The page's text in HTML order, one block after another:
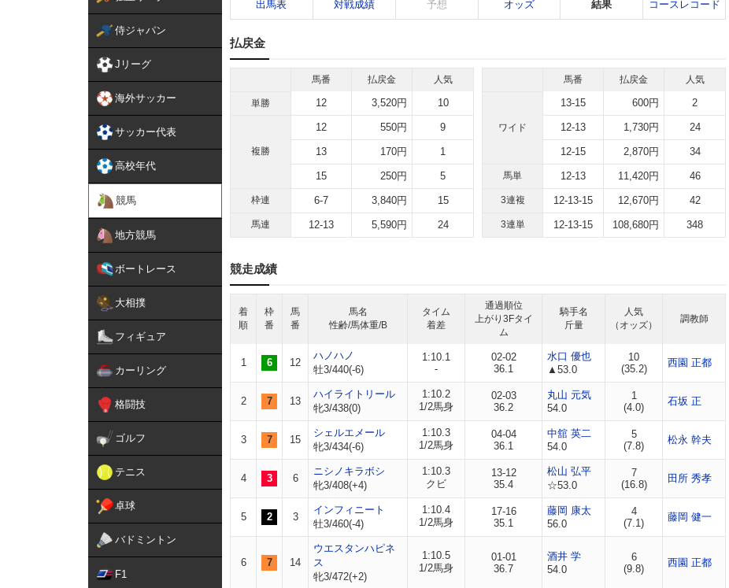
侍ジャパン
Jリーグ
海外サッカー
サッカー代表
高校年代
競馬
地方競馬
ボートレース
大相撲
フィギュア
カーリング
格闘技
ゴルフ
テニス
卓球
バドミントン
F1
出馬表 対戦成績 予想 オッズ 結果 コースレコード
払戻金
馬番 払戻金 人気
単勝 12 3,520円 10
複勝
12 550円 9
13 170円 1
15 250円 5
枠連 6-7 3,840円 15
馬連 12-13 5,590円 24
馬番 払戻金 人気
ワイド
13-15 600円 2
12-13 1,730円 24
12-15 2,870円 34
馬単 12-13 11,420円 46
3連複 12-13-15 12,670円 42
3連単 12-13-15 108,680円 348
競走成績
着
順
枠
番
馬
番
馬名
性齢/馬体重/B
タイム
着差
通過順位
上がり3Fタイ
ム
騎手名
斤量
人気
（オッズ）
調教師
1 6 12
ハノハノ
牡3/440(-6)
1:10.1
-
02-02
36.1
水口 優也
▲53.0
10
(35.2)
西園 正都
2 7 13
ハイライトリール
牝3/438(0)
1:10.2
1/2馬身
02-03
36.2
丸山 元気
54.0
1
(4.0)
石坂 正
3 7 15
シェルエメール
牝3/434(-6)
1:10.3
1/2馬身
04-04
36.1
中舘 英二
54.0
5
(7.8)
松永 幹夫
4 3 6
ニシノキラボシ
牝3/408(+4)
1:10.3
クビ
13-12
35.4
松山 弘平
☆53.0
7
(16.8)
田所 秀孝
5 2 3
インフィニート
牡3/460(-4)
1:10.4
1/2馬身
17-16
35.1
藤岡 康太
56.0
4
(7.1)
藤岡 健一
6 7 14
ウエスタンハピネ
ス
牝3/472(+2)
1:10.5
1/2馬身
01-01
36.7
酒井 学
54.0
6
(9.8)
西園 正都